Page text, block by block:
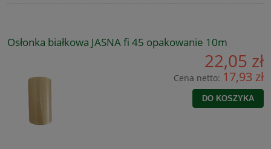
Osłonka białkowa JASNA fi 45 opakowanie 10m
22,05 zł
Cena netto: 17,93 zł
DO KOSZYKA